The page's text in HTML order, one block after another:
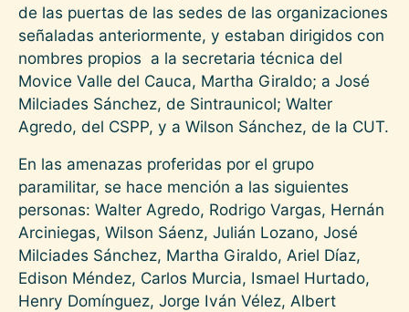
de las puertas de las sedes de las organizaciones
señaladas anteriormente, y estaban dirigidos con
nombres propios a la secretaria técnica del
Movice Valle del Cauca, Martha Giraldo; a José
Milciades Sánchez, de Sintraunicol; Walter
Agredo, del CSPP, y a Wilson Sánchez, de la CUT.
En las amenazas proferidas por el grupo
paramilitar, se hace mención a las siguientes
personas: Walter Agredo, Rodrigo Vargas, Hernán
Arciniegas, Wilson Sáenz, Julián Lozano, José
Milciades Sánchez, Martha Giraldo, Ariel Díaz,
Edison Méndez, Carlos Murcia, Ismael Hurtado,
Henry Domínguez, Jorge Iván Vélez, Albert